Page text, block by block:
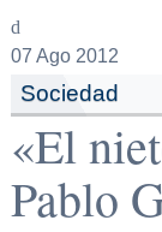
07 Ago 2012
Sociedad
«El
Pablo